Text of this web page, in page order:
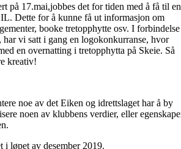
på 17.mai,jobbes det for tiden med å få til en
Dette for å kunne få ut informasjon om
booke tretopphytte osv. I forbindelse
har vi satt i gang en logokonkurranse, hvor
en overnatting i tretopphytta på Skeie. Så
kreativ!
noe av det Eiken og idrettslaget har å by
noen av klubbens verdier, eller
løpet av desember 2019.